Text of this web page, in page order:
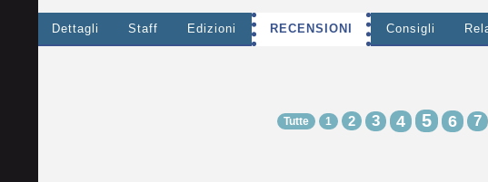
Dettagli Staff Edizioni RECENSIONI Consigli
Tutte 1 2 3 4 5 6 7